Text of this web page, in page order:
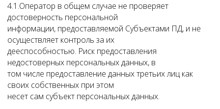
4.1.Оператор в общем случае не проверяет
достоверность персональной
информации, предоставляемой Субъектами ПД, и не
осуществляет контроль за их
дееспособностью. Риск предоставления
недостоверных персональных данных, в
том числе предоставление данных третьих лиц как
своих собственных при этом
несет сам субъект персональных данных.